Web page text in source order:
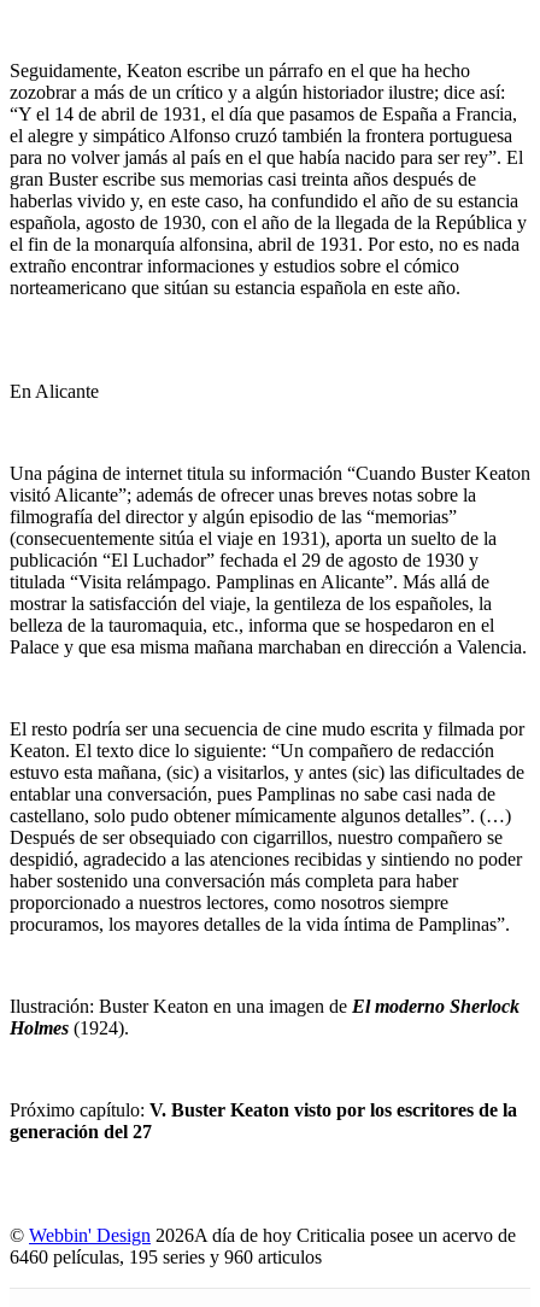
Seguidamente, Keaton escribe un párrafo en el que ha hecho
zozobrar a más de un crítico y a algún historiador ilustre; dice así:
“Y el 14 de abril de 1931, el día que pasamos de España a Francia,
el alegre y simpático Alfonso cruzó también la frontera portuguesa
para no volver jamás al país en el que había nacido para ser rey”. El
gran Buster escribe sus memorias casi treinta años después de
haberlas vivido y, en este caso, ha confundido el año de su estancia
española, agosto de 1930, con el año de la llegada de la República y
el fin de la monarquía alfonsina, abril de 1931. Por esto, no es nada
extraño encontrar informaciones y estudios sobre el cómico
norteamericano que sitúan su estancia española en este año.
En Alicante
Una página de internet titula su información “Cuando Buster Keaton
visitó Alicante”; además de ofrecer unas breves notas sobre la
filmografía del director y algún episodio de las “memorias”
(consecuentemente sitúa el viaje en 1931), aporta un suelto de la
publicación “El Luchador” fechada el 29 de agosto de 1930 y
titulada “Visita relámpago. Pamplinas en Alicante”. Más allá de
mostrar la satisfacción del viaje, la gentileza de los españoles, la
belleza de la tauromaquia, etc., informa que se hospedaron en el
Palace y que esa misma mañana marchaban en dirección a Valencia.
El resto podría ser una secuencia de cine mudo escrita y filmada por
Keaton. El texto dice lo siguiente: “Un compañero de redacción
estuvo esta mañana, (sic) a visitarlos, y antes (sic) las dificultades de
entablar una conversación, pues Pamplinas no sabe casi nada de
castellano, solo pudo obtener mímicamente algunos detalles”. (…)
Después de ser obsequiado con cigarrillos, nuestro compañero se
despidió, agradecido a las atenciones recibidas y sintiendo no poder
haber sostenido una conversación más completa para haber
proporcionado a nuestros lectores, como nosotros siempre
procuramos, los mayores detalles de la vida íntima de Pamplinas”.
Ilustración: Buster Keaton en una imagen de El moderno Sherlock
Holmes (1924).
Próximo capítulo: V. Buster Keaton visto por los escritores de la
generación del 27
© Webbin' Design 2026A día de hoy Criticalia posee un acervo de
6460 películas, 195 series y 960 articulos